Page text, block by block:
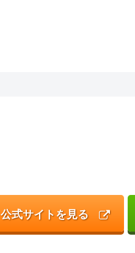
公式サイトを見る